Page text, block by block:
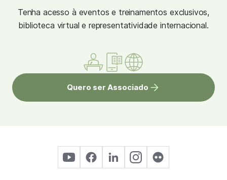
Tenha acesso à eventos e treinamentos exclusivos,
biblioteca virtual e representatividade internacional.
Quero ser Associado